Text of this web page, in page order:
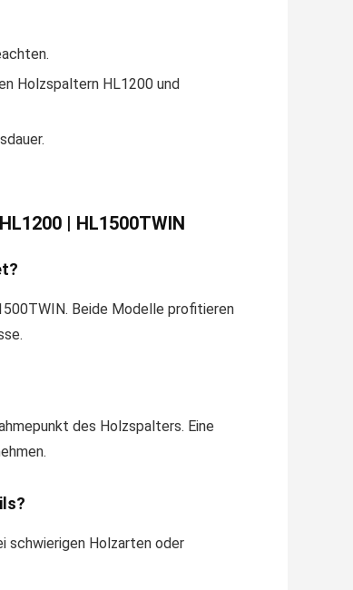
Holzspaltern HL1200 und
| HL1500TWIN
Beide Modelle profitieren
des Holzspalters. Eine
schwierigen Holzarten oder